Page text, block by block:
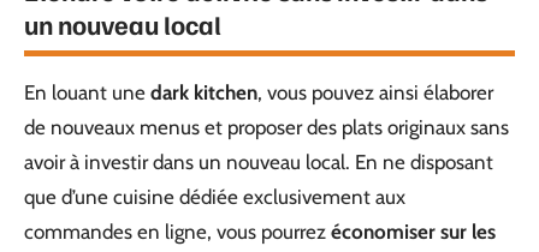
un nouveau local
En louant une dark kitchen, vous pouvez ainsi élaborer
de nouveaux menus et proposer des plats originaux sans
avoir à investir dans un nouveau local. En ne disposant
que d’une cuisine dédiée exclusivement aux
commandes en ligne, vous pourrez économiser sur les